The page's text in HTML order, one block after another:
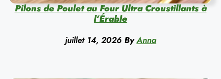
Pilons de Poulet au Four Ultra Croustillants à
l’Érable
juillet 14, 2026 By Anna